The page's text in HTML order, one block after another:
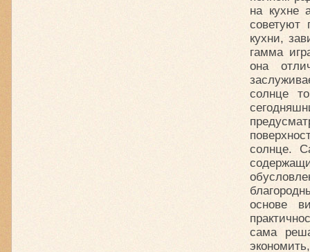
на кухне
советуют
кухни,
гамма
она
солнце
солнце.
основе
сама